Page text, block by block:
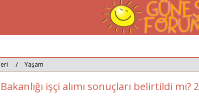
Yaşam
işçi alımı sonuçları belirtildi mı?